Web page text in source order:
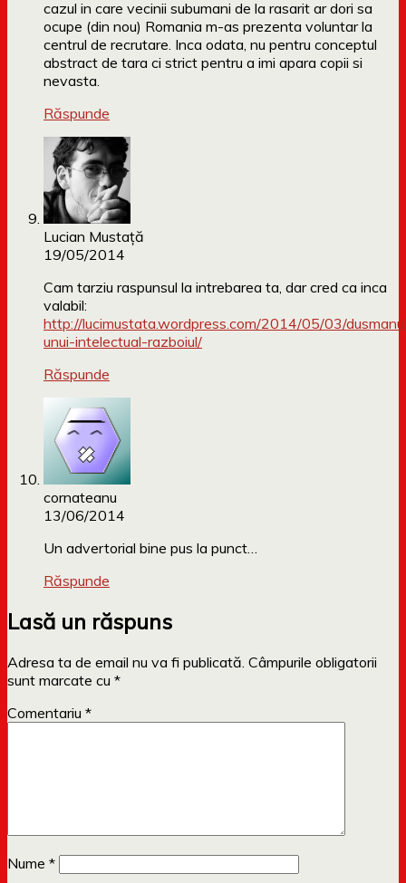
cazul in care vecinii subumani de la rasarit ar dori sa
ocupe (din nou) Romania m-as prezenta voluntar la
centrul de recrutare. Inca odata, nu pentru conceptul
abstract de tara ci strict pentru a imi apara copii si
nevasta.
Răspunde
Lucian Mustață
19/05/2014
Cam tarziu raspunsul la intrebarea ta, dar cred ca inca
valabil:
http://lucimustata.wordpress.com/2014/05/03/
unui-intelectual-razboiul/
Răspunde
cornateanu
13/06/2014
Un advertorial bine pus la punct…
Răspunde
Lasă un răspuns
Adresa ta de email nu va fi publicată. Câmpurile obligatorii
sunt marcate cu *
Comentariu *
Nume *